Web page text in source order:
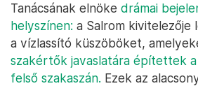
Tanácsának elnöke drámai
helyszínen: a Salrom
a vízlassító küszöböket,
szakértők javaslatára építettek
felső szakaszán. Ezek az